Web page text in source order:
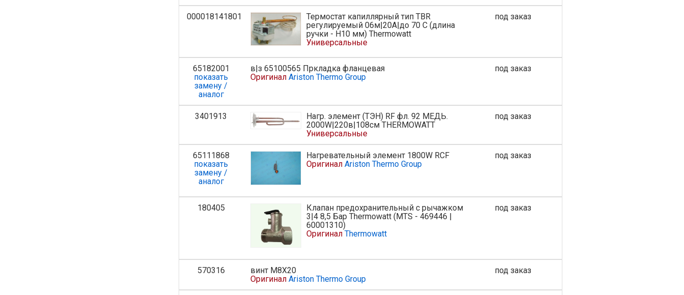
000018141801
Термостат капиллярный тип TBR
регулируемый 06м|20А|до 70 С (длина
ручки - H10 мм) Thermowatt
Универсальные
под заказ
65182001
показать
замену /
аналог
в|з 65100565 Пркладка фланцевая
Оригинал Ariston Thermo Group
под заказ
3401913
Нагр. элемент (ТЭН) RF фл. 92 МЕДЬ.
2000W|220в|108см THERMOWATT
Универсальные
под заказ
65111868
показать
замену /
аналог
Нагревательный элемент 1800W RCF
Оригинал Ariston Thermo Group
под заказ
180405
Клапан предохранительный с рычажком
3|4 8,5 Бар Thermowatt (MTS - 469446 |
60001310)
Оригинал Thermowatt
под заказ
570316
винт M8X20
Оригинал Ariston Thermo Group
под заказ